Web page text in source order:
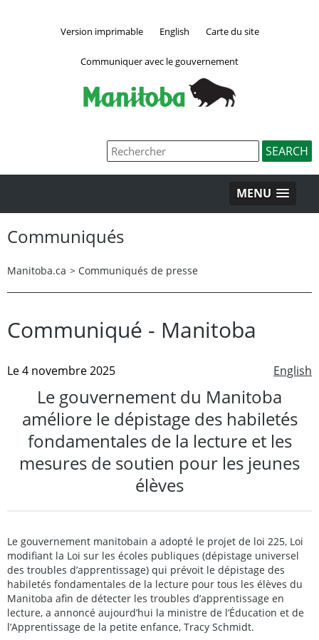
Version imprimable English Carte du site
Communiquer avec le gouvernement
MENU
Communiqués
Manitoba.ca > Communiqués de presse
Communiqué - Manitoba
English
Le 4 novembre 2025
Le gouvernement du Manitoba
améliore le dépistage des habiletés
fondamentales de la lecture et les
mesures de soutien pour les jeunes
élèves
Le gouvernement manitobain a adopté le projet de loi 225, Loi
modifiant la Loi sur les écoles publiques (dépistage universel
des troubles d’apprentissage) qui prévoit le dépistage des
habiletés fondamentales de la lecture pour tous les élèves du
Manitoba afin de détecter les troubles d’apprentissage en
lecture, a annoncé aujourd’hui la ministre de l’Éducation et de
l’Apprentissage de la petite enfance, Tracy Schmidt.